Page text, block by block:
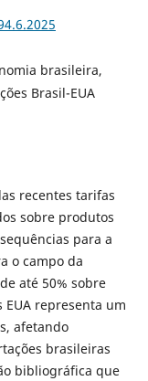
brasileira,
Brasil-EUA
recentes tarifas
sobre produtos
para a
o campo da
até 50% sobre
representa um
afetando
brasileiras
bibliográfica que